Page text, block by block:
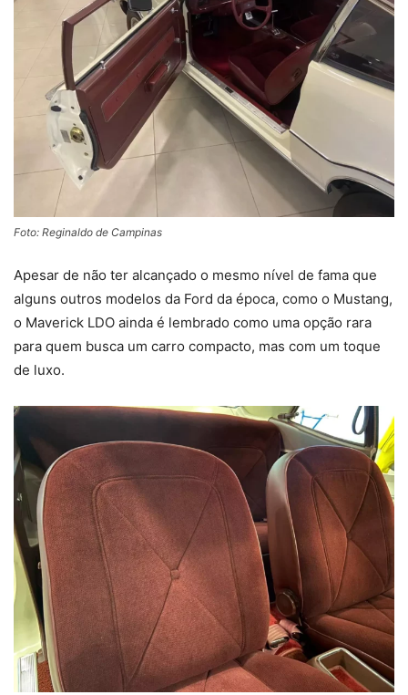
Foto: Reginaldo de Campinas
Apesar de não ter alcançado o mesmo nível de fama que
alguns outros modelos da Ford da época, como o Mustang,
o Maverick LDO ainda é lembrado como uma opção rara
para quem busca um carro compacto, mas com um toque
de luxo.